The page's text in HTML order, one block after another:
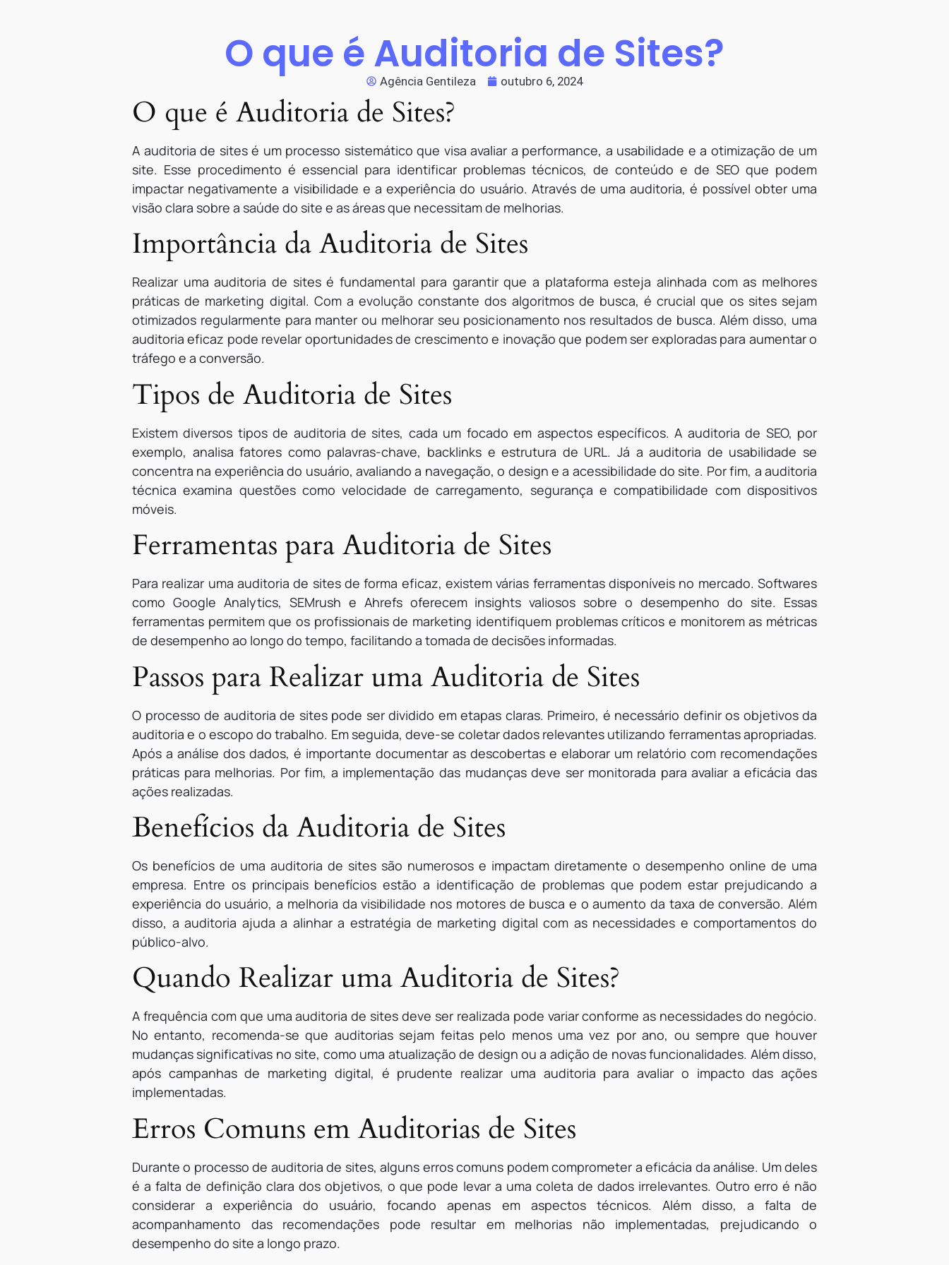
O que é Auditoria de Sites?
Agência Gentileza outubro 6, 2024
O que é Auditoria de Sites?
A auditoria de sites é um processo sistemático que visa avaliar a performance, a usabilidade e a otimização de um
site. Esse procedimento é essencial para identificar problemas técnicos, de conteúdo e de SEO que podem
impactar negativamente a visibilidade e a experiência do usuário. Através de uma auditoria, é possível obter uma
visão clara sobre a saúde do site e as áreas que necessitam de melhorias.
Importância da Auditoria de Sites
Realizar uma auditoria de sites é fundamental para garantir que a plataforma esteja alinhada com as melhores
práticas de marketing digital. Com a evolução constante dos algoritmos de busca, é crucial que os sites sejam
otimizados regularmente para manter ou melhorar seu posicionamento nos resultados de busca. Além disso, uma
auditoria eficaz pode revelar oportunidades de crescimento e inovação que podem ser exploradas para aumentar o
tráfego e a conversão.
Tipos de Auditoria de Sites
Existem diversos tipos de auditoria de sites, cada um focado em aspectos específicos. A auditoria de SEO, por
exemplo, analisa fatores como palavras-chave, backlinks e estrutura de URL. Já a auditoria de usabilidade se
concentra na experiência do usuário, avaliando a navegação, o design e a acessibilidade do site. Por fim, a auditoria
técnica examina questões como velocidade de carregamento, segurança e compatibilidade com dispositivos
móveis.
Ferramentas para Auditoria de Sites
Para realizar uma auditoria de sites de forma eficaz, existem várias ferramentas disponíveis no mercado. Softwares
como Google Analytics, SEMrush e Ahrefs oferecem insights valiosos sobre o desempenho do site. Essas
ferramentas permitem que os profissionais de marketing identifiquem problemas críticos e monitorem as métricas
de desempenho ao longo do tempo, facilitando a tomada de decisões informadas.
Passos para Realizar uma Auditoria de Sites
O processo de auditoria de sites pode ser dividido em etapas claras. Primeiro, é necessário definir os objetivos da
auditoria e o escopo do trabalho. Em seguida, deve-se coletar dados relevantes utilizando ferramentas apropriadas.
Após a análise dos dados, é importante documentar as descobertas e elaborar um relatório com recomendações
práticas para melhorias. Por fim, a implementação das mudanças deve ser monitorada para avaliar a eficácia das
ações realizadas.
Benefícios da Auditoria de Sites
Os benefícios de uma auditoria de sites são numerosos e impactam diretamente o desempenho online de uma
empresa. Entre os principais benefícios estão a identificação de problemas que podem estar prejudicando a
experiência do usuário, a melhoria da visibilidade nos motores de busca e o aumento da taxa de conversão. Além
disso, a auditoria ajuda a alinhar a estratégia de marketing digital com as necessidades e comportamentos do
público-alvo.
Quando Realizar uma Auditoria de Sites?
A frequência com que uma auditoria de sites deve ser realizada pode variar conforme as necessidades do negócio.
No entanto, recomenda-se que auditorias sejam feitas pelo menos uma vez por ano, ou sempre que houver
mudanças significativas no site, como uma atualização de design ou a adição de novas funcionalidades. Além disso,
após campanhas de marketing digital, é prudente realizar uma auditoria para avaliar o impacto das ações
implementadas.
Erros Comuns em Auditorias de Sites
Durante o processo de auditoria de sites, alguns erros comuns podem comprometer a eficácia da análise. Um deles
é a falta de definição clara dos objetivos, o que pode levar a uma coleta de dados irrelevantes. Outro erro é não
considerar a experiência do usuário, focando apenas em aspectos técnicos. Além disso, a falta de
acompanhamento das recomendações pode resultar em melhorias não implementadas, prejudicando o
desempenho do site a longo prazo.